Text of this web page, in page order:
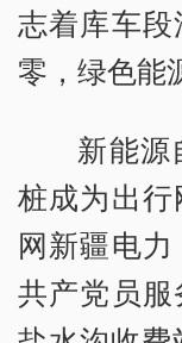
志着库车
零，绿色能
新能源
桩成为出
网新疆电
共产党员服